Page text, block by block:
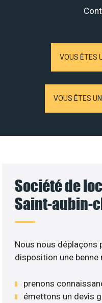
VOUS ÊTES
VOUS ÊTES
Société de
Saint-aubin-
Nous nous déplaçons
disposition une benne
prenons
émettons un devis